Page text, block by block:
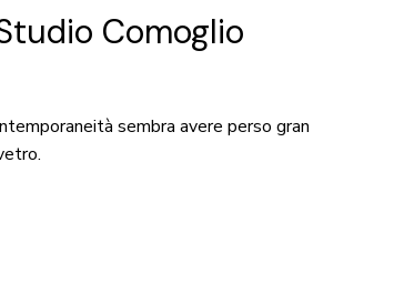
Comoglio
sembra avere perso gran